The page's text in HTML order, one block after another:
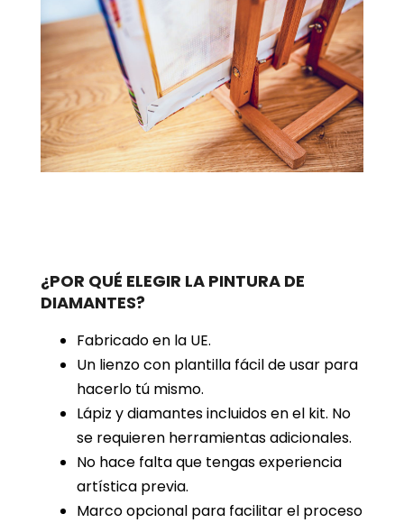
¿POR QUÉ ELEGIR LA PINTURA DE
DIAMANTES?
Fabricado en la UE.
Un lienzo con plantilla fácil de usar para
hacerlo tú mismo.
Lápiz y diamantes incluidos en el kit. No
se requieren herramientas adicionales.
No hace falta que tengas experiencia
artística previa.
Marco opcional para facilitar el proceso